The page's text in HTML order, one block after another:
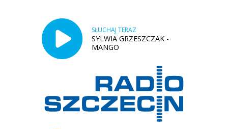
SŁUCHAJ TERAZ
SYLWIA GRZESZCZAK -
MANGO